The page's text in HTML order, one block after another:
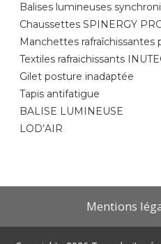
Balises lumineuses
Chaussettes SPINERGY
Manchettes rafraîchissantes
Textiles rafraichissants
Gilet posture inadaptée
Tapis antifatigue
BALISE LUMINEUSE
LOD’AIR
Mentions